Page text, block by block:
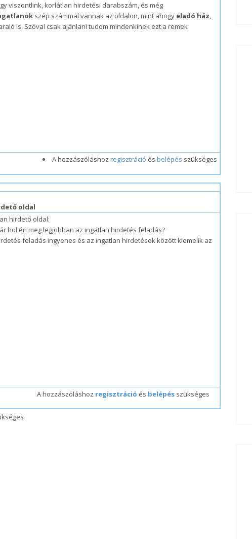
viszontlink, korlátlan hirdetési darabszám, és még
szép számmal vannak az oldalon, mint ahogy eladó ház,
is. Szóval csak ajánlani tudom mindenkinek ezt a remek
A hozzászóláshoz regisztráció és belépés szükséges
oldal
hirdető oldal:
hol éri meg legjobban az ingatlan hirdetés feladás?
feladás ingyenes és az ingatlan hirdetések között kiemelik az
A hozzászóláshoz regisztráció és belépés szükséges